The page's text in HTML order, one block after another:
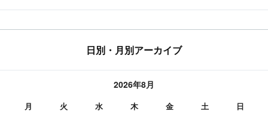
日別・月別アーカイブ
2026年8月
月 火 水 木 金 土 日